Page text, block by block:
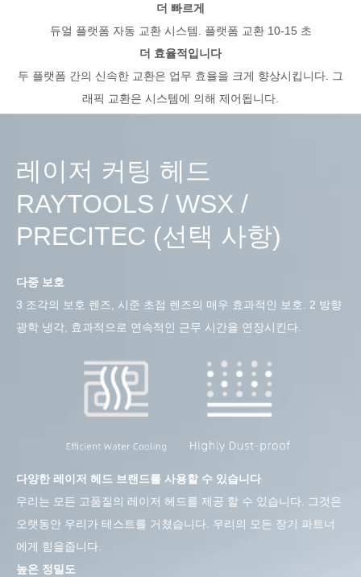
더 빠르게
듀얼 플랫폼 자동 교환 시스템. 플랫폼 교환 10-15 초
더 효율적입니다
두 플랫폼 간의 신속한 교환은 업무 효율을 크게 향상시킵니다. 그
래픽 교환은 시스템에 의해 제어됩니다.
레이저 커팅 헤드
RAYTOOLS / WSX /
PRECITEC (선택 사항)
다중 보호
3 조각의 보호 렌즈, 시준 초점 렌즈의 매우 효과적인 보호. 2 방향
광학 냉각, 효과적으로 연속적인 근무 시간을 연장시킨다.
다양한 레이저 헤드 브랜드를 사용할 수 있습니다
우리는 모든 고품질의 레이저 헤드를 제공 할 수 있습니다. 그것은
오랫동안 우리가 테스트를 거쳤습니다. 우리의 모든 장기 파트너
에게 힘을줍니다.
높은 정밀도